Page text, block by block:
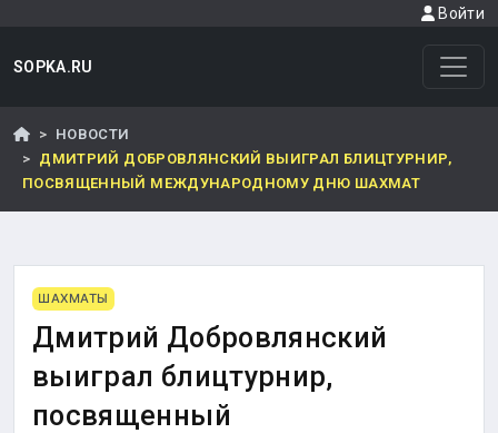
Войти
SOPKA.RU
НОВОСТИ
ДМИТРИЙ ДОБРОВЛЯНСКИЙ ВЫИГРАЛ БЛИЦТУРНИР,
ПОСВЯЩЕННЫЙ МЕЖДУНАРОДНОМУ ДНЮ ШАХМАТ
ШАХМАТЫ
Дмитрий Добровлянский
выиграл блицтурнир,
посвященный